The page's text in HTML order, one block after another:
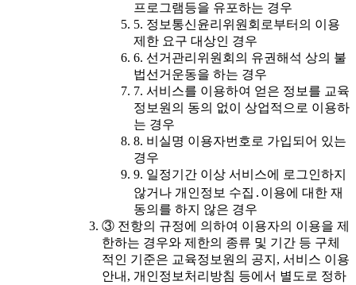
프로그램등을 유포하는 경우
5. 정보통신윤리위원회로부터의 이용
제한 요구 대상인 경우
6. 선거관리위원회의 유권해석 상의 불
법선거운동을 하는 경우
7. 서비스를 이용하여 얻은 정보를 교육
정보원의 동의 없이 상업적으로 이용하
는 경우
8. 비실명 이용자번호로 가입되어 있는
경우
9. 일정기간 이상 서비스에 로그인하지
않거나 개인정보 수집․이용에 대한 재
동의를 하지 않은 경우
③ 전항의 규정에 의하여 이용자의 이용을 제
한하는 경우와 제한의 종류 및 기간 등 구체
적인 기준은 교육정보원의 공지, 서비스 이용
안내, 개인정보처리방침 등에서 별도로 정하